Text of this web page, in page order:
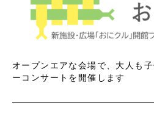
オープンエアな会場で、大人も
ーコンサートを開催します